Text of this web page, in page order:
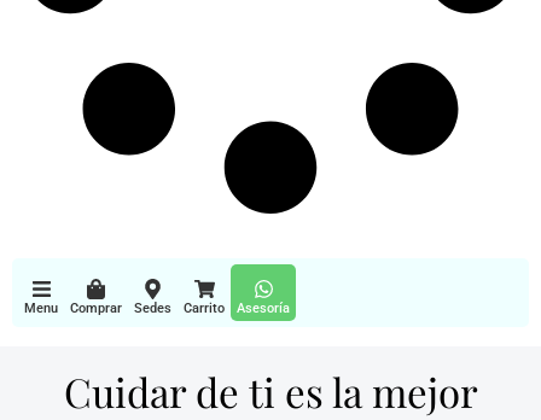
Menu Comprar Sedes Carrito Asesoría
Cuidar de ti es la mejor